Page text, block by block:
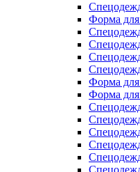
Форма
Форма для
Форма